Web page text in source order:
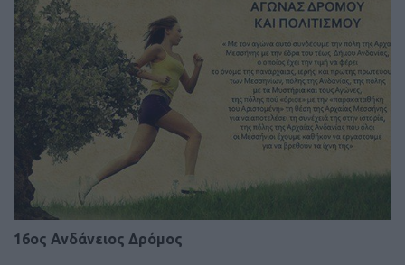
16ος Ανδάνειος Δρόμος